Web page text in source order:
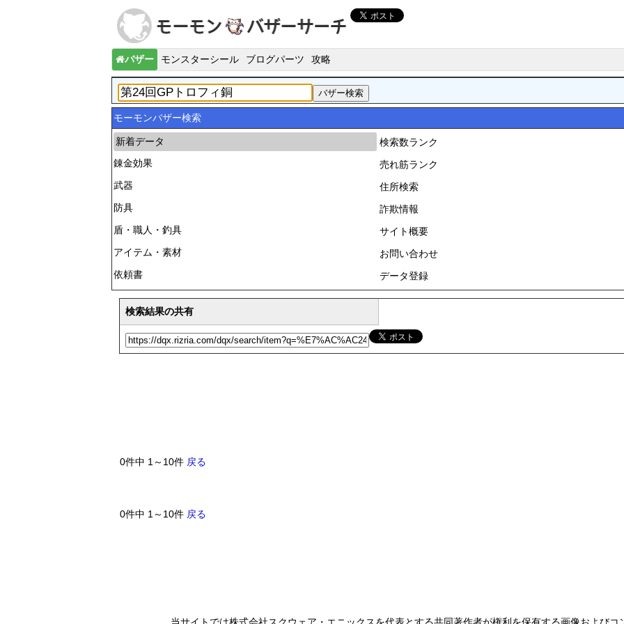
バザー モンスターシール ブログパーツ 攻略
モーモンバザー検索
新着データ
錬金効果
武器
防具
盾・職人・釣具
アイテム・素材
依頼書
検索数ランク
売れ筋ランク
住所検索
詐欺情報
サイト概要
お問い合わせ
データ登録
検索結果の共有
0件中 1～10件 戻る
0件中 1～10件 戻る